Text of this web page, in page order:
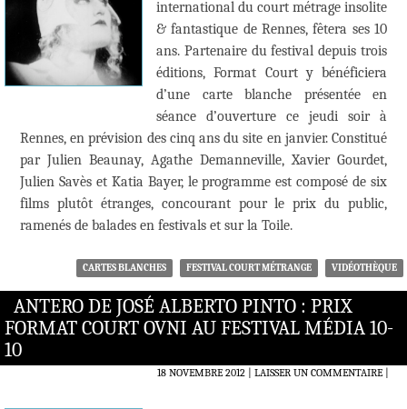
international du court métrage insolite
& fantastique de Rennes, fêtera ses 10
ans. Partenaire du festival depuis trois
éditions, Format Court y bénéficiera
d’une carte blanche présentée en
séance d’ouverture ce jeudi soir à
Rennes, en prévision des cinq ans du site en janvier. Constitué
par Julien Beaunay, Agathe Demanneville, Xavier Gourdet,
Julien Savès et Katia Bayer, le programme est composé de six
films plutôt étranges, concourant pour le prix du public,
ramenés de balades en festivals et sur la Toile.
CARTES BLANCHES FESTIVAL COURT MÉTRANGE VIDÉOTHÈQUE
ANTERO DE JOSÉ ALBERTO PINTO : PRIX
FORMAT COURT OVNI AU FESTIVAL MÉDIA 10-
10
18 NOVEMBRE 2012 LAISSER UN COMMENTAIRE|